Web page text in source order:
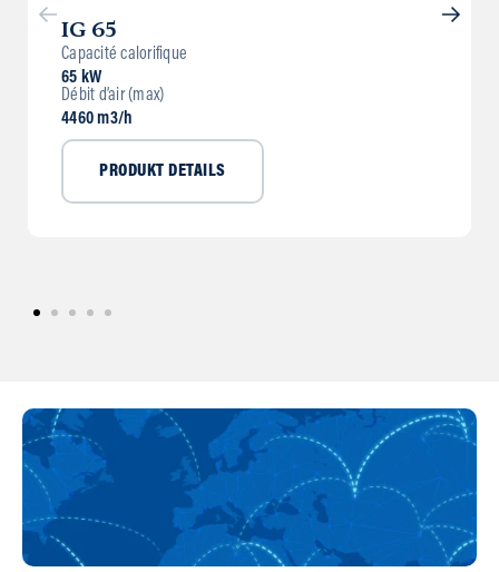
IG 65
Capacité calorifique
65 kW
Débit d’air (max)
4460 m3/h
PRODUKT DETAILS